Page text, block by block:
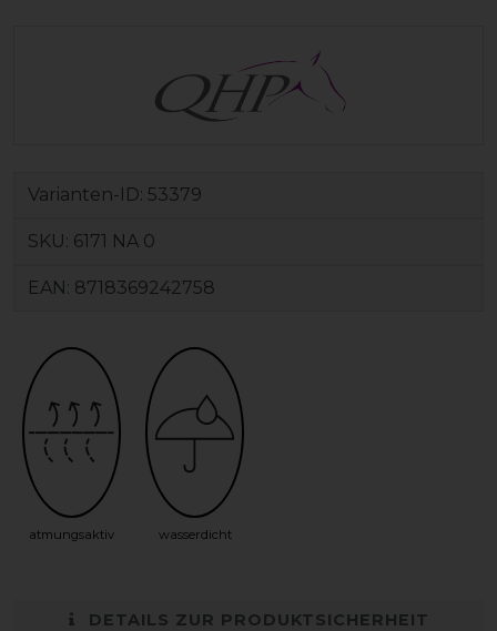
Varianten-ID: 53379
SKU: 6171 NA 0
EAN: 8718369242758
atmungsaktiv wasserdicht
DETAILS ZUR PRODUKTSICHERHEIT